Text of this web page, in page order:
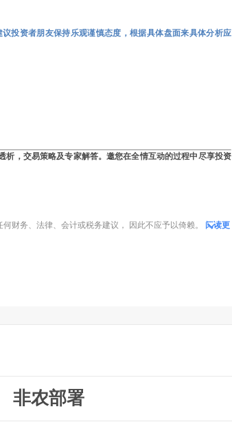
投资者朋友保持乐观谨慎态度，根据具体盘面来具体分析应
析，交易策略及专家解答。邀您在全情互动的过程中尽享投资
财务、法律、会计或税务建议， 因此不应予以倚赖。 阅读更
非农部署